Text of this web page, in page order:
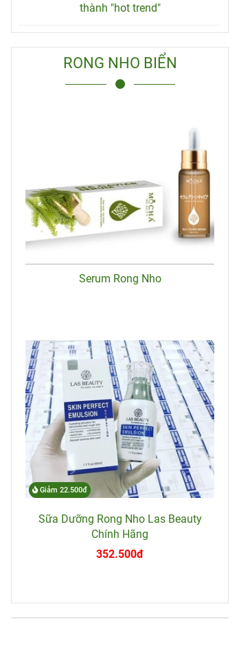
thành "hot trend"
RONG NHO BIỂN
Serum Rong Nho
Giảm 22.500đ
Sữa Dưỡng Rong Nho Las Beauty
Chính Hãng
352.500đ